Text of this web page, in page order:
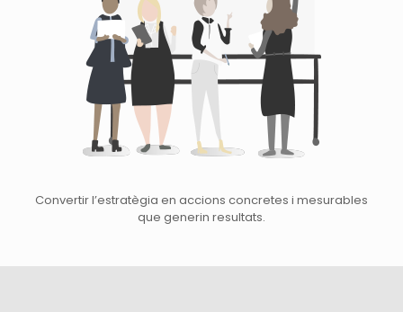
Convertir l’estratègia en accions concretes i mesurables
que generin resultats.